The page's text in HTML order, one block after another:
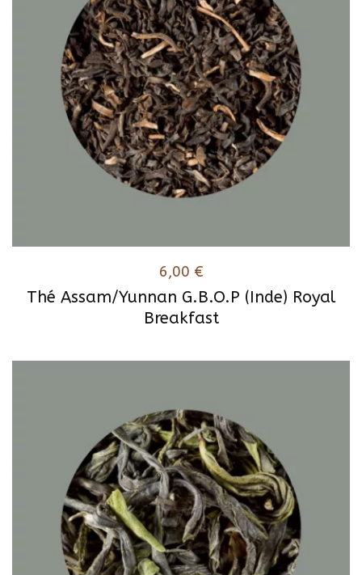
Thé Assam/Yunnan G.B.O.P (Inde) Royal
Breakfast
6,00 €